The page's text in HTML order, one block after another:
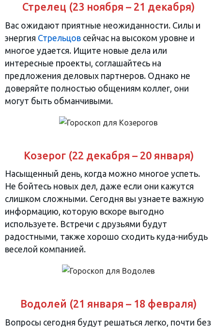
Стрелец (23 ноября – 21 декабря)
Вас ожидают приятные неожиданности. Силы и
энергия Стрельцов сейчас на высоком уровне и
многое удается. Ищите новые дела или
интересные проекты, соглашайтесь на
предложения деловых партнеров. Однако не
доверяйте полностью общениям коллег, они
могут быть обманчивыми.
Козерог (22 декабря – 20 января)
Насыщенный день, когда можно многое успеть.
Не бойтесь новых дел, даже если они кажутся
слишком сложными. Сегодня вы узнаете важную
информацию, которую вскоре выгодно
используете. Встречи с друзьями будут
радостными, также хорошо сходить куда-нибудь
веселой компанией.
Водолей (21 января – 18 февраля)
Вопросы сегодня будут решаться легко, почти без